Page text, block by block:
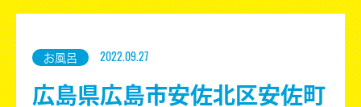
お風呂 2022.09.27
広島県広島市安佐北区安佐町